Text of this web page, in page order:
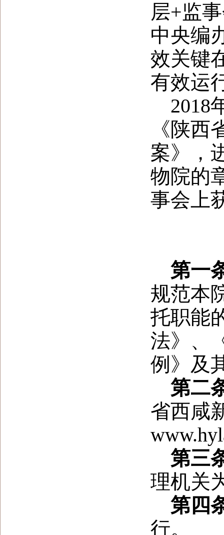
层+监
中央编
效关键
有效运
2018
《陕
案》，
物院的
事会上
第一
规范本
托职能
法》、
例》及
第二
省西咸
第三
理机关
第四
行。